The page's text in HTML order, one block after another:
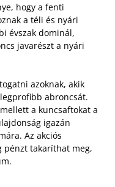
hogy a fenti
a téli és nyári
évszak dominál,
javarészt a nyári
azoknak, akik
abroncsát.
a kuncsaftokat a
igazán
Az akciós
pénzt takaríthat meg,